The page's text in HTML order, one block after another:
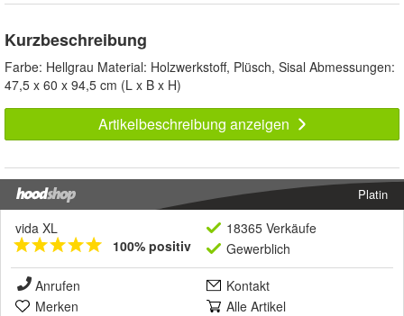
Kurzbeschreibung
Farbe: Hellgrau Material: Holzwerkstoff, Plüsch, Sisal Abmessungen:
47,5 x 60 x 94,5 cm (L x B x H)
Artikelbeschreibung anzeigen
Platin
vida XL
100% positiv
18365 Verkäufe
Gewerblich
Anrufen
Kontakt
Merken
Alle Artikel